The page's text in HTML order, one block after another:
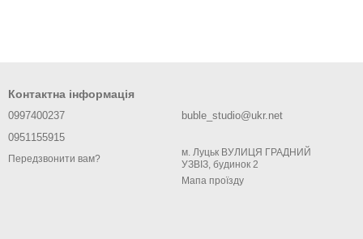
Контактна інформація
0997400237
0951155915
Передзвонити вам?
buble_studio@ukr.net
м. Луцьк ВУЛИЦЯ ГРАДНИЙ
УЗВІЗ, будинок 2
Мапа проїзду